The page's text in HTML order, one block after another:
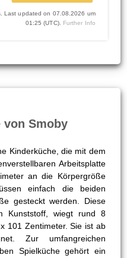
Last updated on 07.08.2026 um
01:25 (UTC). Further Info
von Smoby
Kinderküche, die mit dem
Arbeitsplatte
an die Körpergröße
einfach die beiden
gesteckt werden. Diese
Kunststoff, wiegt rund 8
101 Zentimeter. Sie ist ab
Zur umfangreichen
Spielküche gehört ein